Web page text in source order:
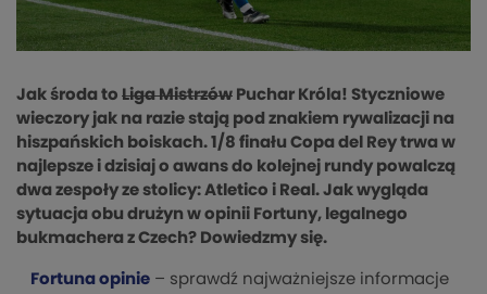
Jak środa to Liga Mistrzów Puchar Króla! Styczniowe
wieczory jak na razie stają pod znakiem rywalizacji na
hiszpańskich boiskach. 1/8 finału Copa del Rey trwa w
najlepsze i dzisiaj o awans do kolejnej rundy powalczą
dwa zespoły ze stolicy: Atletico i Real. Jak wygląda
sytuacja obu drużyn w opinii Fortuny, legalnego
bukmachera z Czech? Dowiedzmy się.
Fortuna opinie– sprawdź najważniejsze informacje